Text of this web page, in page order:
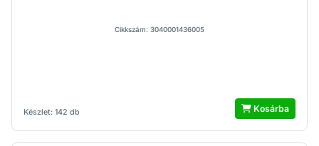
Készlet: 142 db
Cikkszám: 3040001436005
Kosárba